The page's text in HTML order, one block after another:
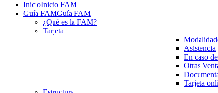
InicioInicio FAM
Guía FAMGuía FAM
¿Qué es la FAM?
Tarjeta
Asistencia
En caso
Otras
Tarjeta